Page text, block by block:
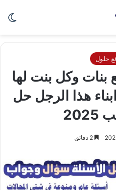
حلول
7 سبع بنات وكل بنت لها
هذا الرجل حل
2 دقائق